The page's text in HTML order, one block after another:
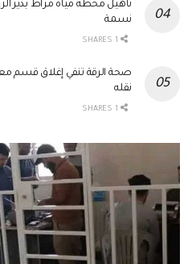
نسمة
صحة الرقة تنفي إغلاق قسم
نقله